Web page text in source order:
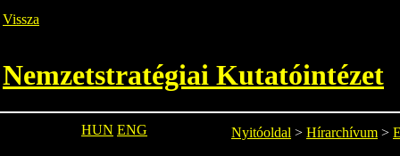
Vissza
Nemzetstratégiai Kutatóintézet
HUN ENG Nyitóoldal > Hírarchívum >